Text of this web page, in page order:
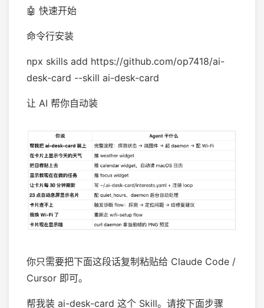
🤖 快速开始
命令行安装
npx skills add https://github.com/op7418/ai-
desk-card --skill ai-desk-card
让 AI 帮你自动装
你只需要把下面这段话复制粘贴给 Claude Code /
Cursor 即可。
帮我装 ai-desk-card 这个 Skill。请按下面步骤